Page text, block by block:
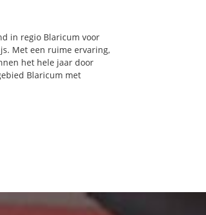
in regio Blaricum voor
Met een ruime ervaring,
het hele jaar door
Blaricum met